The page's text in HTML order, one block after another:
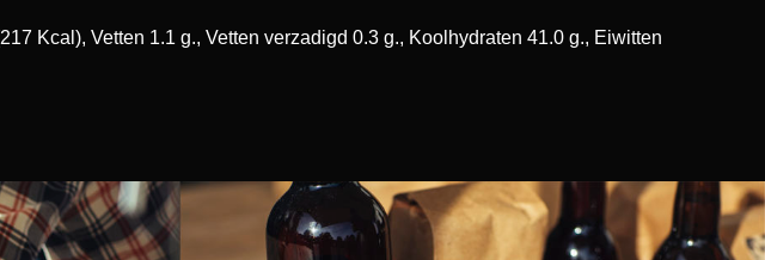
Kcal), Vetten 1.1 g., Vetten verzadigd 0.3 g., Koolhydraten 41.0 g., Eiwitten